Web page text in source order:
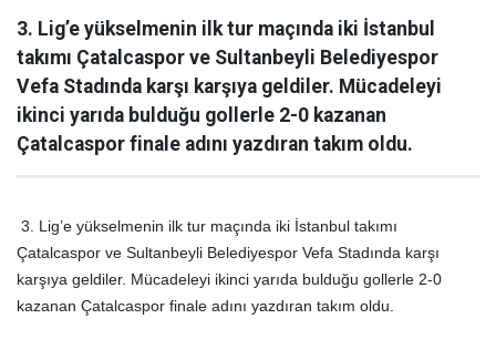
3. Lig’e yükselmenin ilk tur maçında iki İstanbul
takımı Çatalcaspor ve Sultanbeyli Belediyespor
Vefa Stadında karşı karşıya geldiler. Mücadeleyi
ikinci yarıda bulduğu gollerle 2-0 kazanan
Çatalcaspor finale adını yazdıran takım oldu.
3. Lig’e yükselmenin ilk tur maçında iki İstanbul takımı
Çatalcaspor ve Sultanbeyli Belediyespor Vefa Stadında karşı
karşıya geldiler. Mücadeleyi ikinci yarıda bulduğu gollerle 2-0
kazanan Çatalcaspor finale adını yazdıran takım oldu.